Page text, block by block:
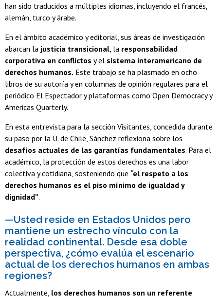
han sido traducidos a múltiples idiomas, incluyendo el francés,
alemán, turco y árabe.
En el ámbito académico y editorial, sus áreas de investigación
abarcan la justicia transicional, la responsabilidad
corporativa en conflictos y el sistema interamericano de
derechos humanos. Este trabajo se ha plasmado en ocho
libros de su autoría y en columnas de opinión regulares para el
periódico El Espectador y plataformas como Open Democracy y
Americas Quarterly.
En esta entrevista para la sección Visitantes, concedida durante
su paso por la U. de Chile, Sánchez reflexiona sobre los
desafíos actuales de las garantías fundamentales. Para el
académico, la protección de estos derechos es una labor
colectiva y cotidiana, sosteniendo que “el respeto a los
derechos humanos es el piso mínimo de igualdad y
dignidad”.
—Usted reside en Estados Unidos pero
mantiene un estrecho vínculo con la
realidad continental. Desde esa doble
perspectiva, ¿cómo evalúa el escenario
actual de los derechos humanos en ambas
regiones?
Actualmente, los derechos humanos son un referente